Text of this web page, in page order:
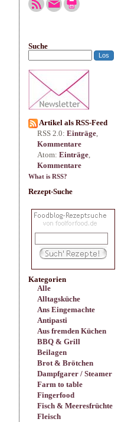
Suche
Artikel als RSS-Feed
RSS 2.0: Einträge,
Kommentare
Atom: Einträge,
Kommentare
What is RSS?
Rezept-Suche
Kategorien
Alle
Alltagsküche
Ans Eingemachte
Antipasti
Aus fremden Küchen
BBQ & Grill
Beilagen
Brot & Brötchen
Dampfgarer / Steamer
Farm to table
Fingerfood
Fisch & Meeresfrüchte
Fleisch